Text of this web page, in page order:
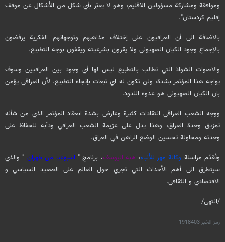
وموافقة ومشاركة مسؤولين الاقليم، وهو لا يعبّر بأي شكل من الأشكال عن موقف
إقليم كردستان".
بالاضافة الى أن العراقيون على إختلاف مذاهبهم وتوجهاتهم الفكرية يرفضون
بالإجماع وجود الكيان الصهيوني ولا يقرون بشرعيته ويقفون بوجه التطبيع.
والاصوات الشواذ التي تطالب بالتطبيع ليس لها أي وجود بين العراقيين وسوف
يواجه هذا المؤتمر بشدة، ولن تكون له اي تبعات بإتجاه التطبيع. لأن العراقي يؤمن
بان الكيان الصهيوني هو عدوه اللدود.
ووجه الشعب العراقي انتقادات كثيرة وعارض بشدة انعقاد المؤتمر الذي من شأنه
تمزيق وحدة العراق، وهذا يدل على عزيمة الشعب العراقي ودأبه للحفاظ على
وحدته ومحاولة تحسين الوضع الراهن في العراق.
وتُقدّم مراسلة وكالة مهر للأنباء، هبه اليوسف، برنامج " اسبوعيا من طهران " والذي
سيتطرق الى أهم الأحداث التي تجري حول العالم على الصعيد السياسي و
الاقتصادي و الثقافي.
/انتهى/
رمز الخبر1918403